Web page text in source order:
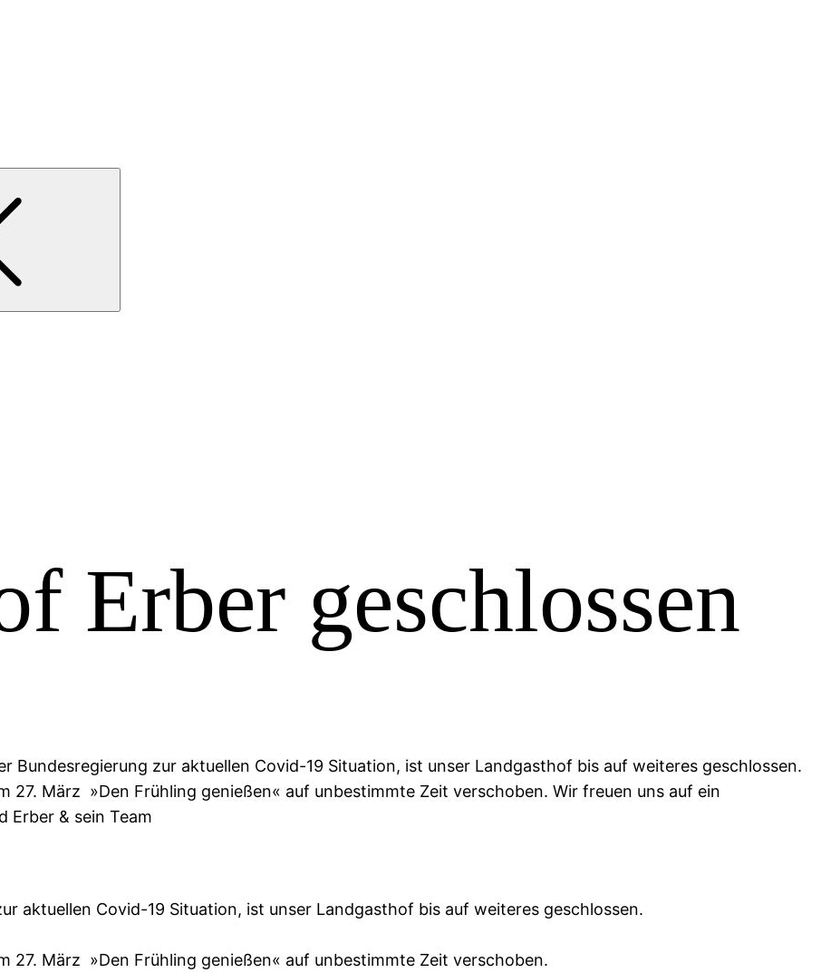
Erber geschlossen
Bundesregierung zur aktuellen Covid-19 Situation, ist unser Landgasthof bis auf weiteres geschlossen.
27. März »Den Frühling genießen« auf unbestimmte Zeit verschoben. Wir freuen uns auf ein
Erber & sein Team
aktuellen Covid-19 Situation, ist unser Landgasthof bis auf weiteres geschlossen.
27. März »Den Frühling genießen« auf unbestimmte Zeit verschoben.